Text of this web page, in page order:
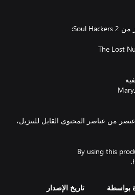
من عناصر المحتوى القابل للتنزيل،
By using this
بواسطة تاريخ الإصدار